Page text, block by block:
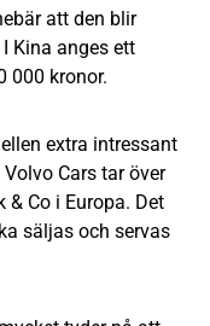
att den blir
Kina anges ett
000 kronor.
extra intressant
Cars tar över
Co i Europa. Det
säljas och servas